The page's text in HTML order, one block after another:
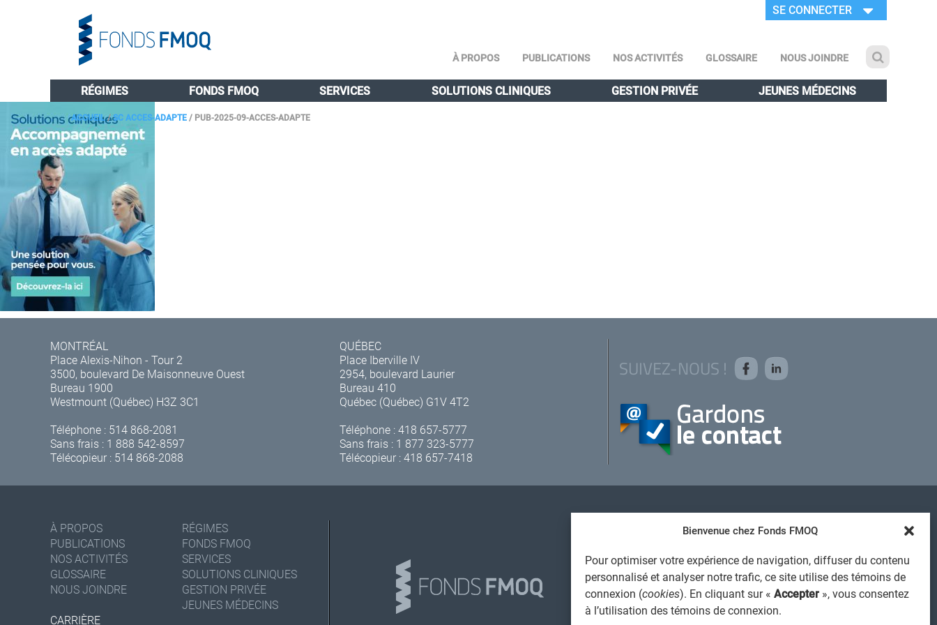
Bienvenue chez Fonds FMOQ
Pour optimiser votre expérience de navigation, diffuser du contenu
personnalisé et analyser notre trafic, ce site utilise des témoins de
connexion (cookies). En cliquant sur « Accepter », vous consentez
à l’utilisation des témoins de connexion.
SE CONNECTER
À PROPOS PUBLICATIONS NOS ACTIVITÉS GLOSSAIRE NOUS JOINDRE
RÉGIMES FONDS FMOQ SERVICES SOLUTIONS CLINIQUES GESTION PRIVÉE JEUNES MÉDECINS
ACCUEIL/SC ACCES-ADAPTE/ PUB-2025-09-ACCES-ADAPTE
MONTRÉAL
Place Alexis-Nihon - Tour 2
3500, boulevard De Maisonneuve Ouest
Bureau 1900
Westmount (Québec) H3Z 3C1
Téléphone : 514 868-2081
Sans frais : 1 888 542-8597
Télécopieur : 514 868-2088
QUÉBEC
Place Iberville IV
2954, boulevard Laurier
Bureau 410
Québec (Québec) G1V 4T2
Téléphone :418 657-5777
Sans frais : 1 877 323-5777
Télécopieur : 418 657-7418
SUIVEZ-NOUS !
À PROPOS
PUBLICATIONS
NOS ACTIVITÉS
GLOSSAIRE
NOUS JOINDRE
RÉGIMES
FONDS FMOQ
SERVICES
SOLUTIONS CLINIQUES
GESTION PRIVÉE
JEUNES MÉDECINS
CARRIÈRE
AVIS JURIDIQUE GÉNÉRAL
PROTECTION DES RENSEIGNEMENTS PERSONNELS
POLITIQUE DE TRAITEMENT DES PLAINTES
REGISTRE DES CONFLITS D'INTÉRÊTS